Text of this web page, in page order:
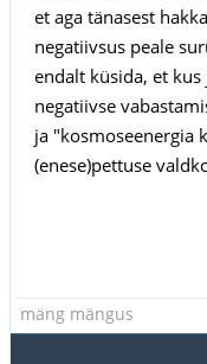
et aga tänasest
negatiivsus peale
endalt küsida, et
negatiivse
ja "kosmoseenergia
(enese)pettuse
mäng mängus